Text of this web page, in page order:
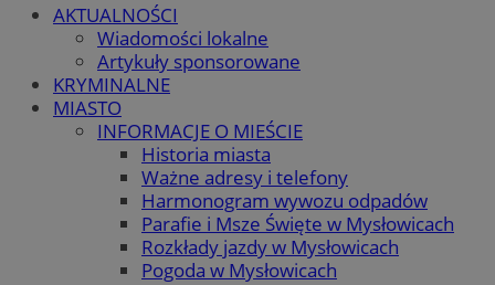
AKTUALNOŚCI
Wiadomości lokalne
Artykuły sponsorowane
KRYMINALNE
MIASTO
INFORMACJE O MIEŚCIE
Historia miasta
Ważne adresy i telefony
Harmonogram wywozu odpadów
Parafie i Msze Święte w Mysłowicach
Rozkłady jazdy w Mysłowicach
Pogoda w Mysłowicach